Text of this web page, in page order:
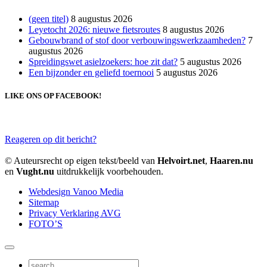
(geen titel) 8 augustus 2026
Leyetocht 2026: nieuwe fietsroutes 8 augustus 2026
Gebouwbrand of stof door verbouwingswerkzaamheden? 7
augustus 2026
Spreidingswet asielzoekers: hoe zit dat? 5 augustus 2026
Een bijzonder en geliefd toernooi 5 augustus 2026
LIKE ONS OP FACEBOOK!
Reageren op dit bericht?
© Auteursrecht op eigen tekst/beeld van Helvoirt.net, Haaren.nu
en Vught.nu uitdrukkelijk voorbehouden.
Webdesign Vanoo Media
Sitemap
Privacy Verklaring AVG
FOTO’S